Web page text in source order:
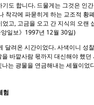
도 합니다. 드물게는 그것은 인
착각에 파묻히게 하는 교조적
고, 고금을 오고 간 지식의 오
앙일보》1997년 12월 30일)
달려온 시간이었다. 사색이니
바깥사람 몫까지 대신해야 했
는 광물을 연금해내는 세월이었
험